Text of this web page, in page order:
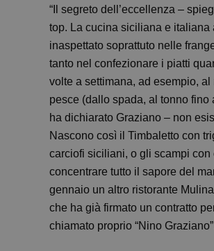
“Il segreto dell’eccellenza –
top. La cucina siciliana e italiana
inaspettato soprattuto nelle
tanto nel confezionare i piatti
volte a settimana, ad esempio,
pesce (dallo spada, al tonno fino
ha dichiarato Graziano – non
Nascono così il Timbaletto con
carciofi siciliani, o gli scampi con
concentrare tutto il sapore del
gennaio un altro ristorante
che ha già firmato un contratto
chiamato proprio “Nino